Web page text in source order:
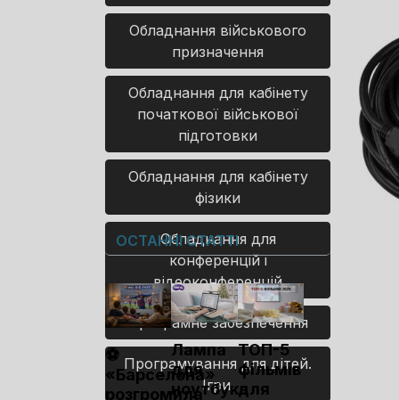
Обладнання військового
призначення
Обладнання для кабінету
початкової військової
підготовки
Обладнання для кабінету
фізики
Обладнання для
конференцій і
відеоконференцій
Програмне забезпечення
Програмування для дітей.
Ігри.
ОСТАННІ СТАТТІ
⚽
«Барселона»
розгромила
Лампа
для
ноутбука
ТОП-5
фільмів
для